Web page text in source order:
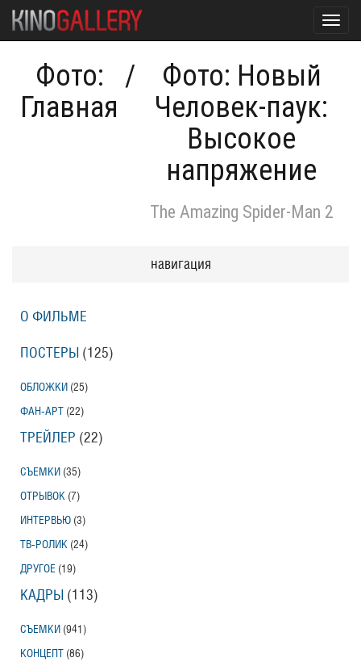
Фото:
Главная
/
Фото: Новый
Человек-паук:
Высокое
напряжение
The Amazing Spider-Man 2
навигация
О ФИЛЬМЕ
ПОСТЕРЫ (125)
ОБЛОЖКИ (25)
ФАН-АРТ (22)
ТРЕЙЛЕР (22)
СЪЕМКИ (35)
ОТРЫВОК (7)
ИНТЕРВЬЮ (3)
ТВ-РОЛИК (24)
ДРУГОЕ (19)
КАДРЫ (113)
СЪЕМКИ (941)
КОНЦЕПТ (86)